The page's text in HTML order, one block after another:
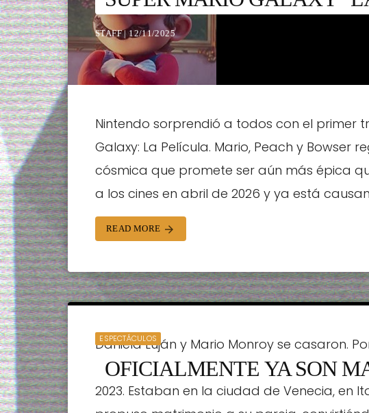
STAFF | 12/11/2025
Nintendo sorprendió a todos con el primer
Galaxy: La Película. Mario, Peach y Bowser
cósmica que promete ser aún más épica
a los cines en abril de 2026 y ya está
READ MORE arrow_forward
ESPECTÁCULOS
OFICIALMENTE YA SON
Daniela Luján y Mario Monroy se casaron.
estaban esperando con tanto fervor, pues
2023. Estaban en la ciudad de Venecia, en